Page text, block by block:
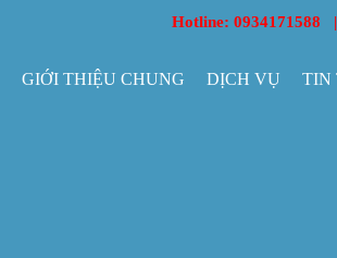
Hotline: 0934171588 |
GIỚI THIỆU CHUNG DỊCH VỤ TIN